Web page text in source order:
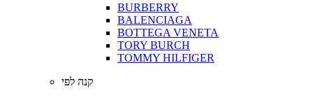
BURBERRY
BALENCIAGA
BOTTEGA VENETA
TORY BURCH
TOMMY HILFIGER
קנה לפי